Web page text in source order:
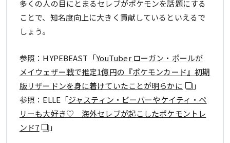
多くの人の目にとまるセレブがポケモンを話題にする
ことで、知名度向上に大きく貢献しているといえるで
しょう。
参照：HYPEBEAST「YouTuber ローガン・ポールが
メイウェザー戦で推定1億円の『ポケモンカード』初期
版リザードンを身に着けていたことが明らかに
」
参照：ELLE「ジャスティン・ビーバーやケイティ・ペ
リーも大好き♡ 海外セレブが起こしたポケモントレ
ンド7
」